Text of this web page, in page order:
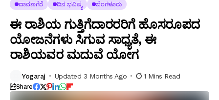
ದಾವಣಗೆರೆ ದಿನ ಭವಿಷ್ಯ ಬೆಂಗಳೂರು
ಈ ರಾಶಿಯ ಗುತ್ತಿಗೆದಾರರರಿಗೆ ಹೊಸರೂಪದ
ಯೋಜನೆಗಳು ಸಿಗುವ ಸಾಧ್ಯತೆ, ಈ
ರಾಶಿಯವರ ಮದುವೆ ಯೋಗ
Yogaraj Updated 3 Months Ago 1 Mins Read
Share